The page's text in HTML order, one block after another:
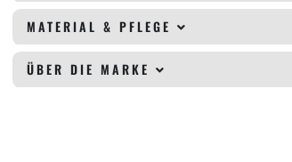
MATERIAL & PFLEGE
ÜBER DIE MARKE